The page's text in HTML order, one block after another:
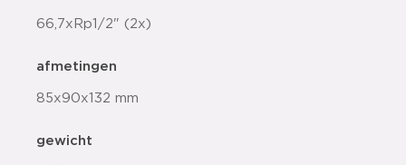
66,7xRp1/2" (2x)
afmetingen
85x90x132 mm
gewicht